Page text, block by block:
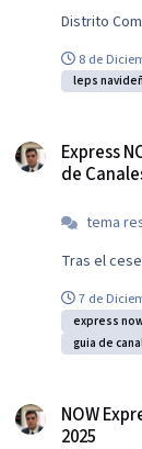
Distrito
8 de
leps
Express
de
tema
Tras el
7 de
express
guia de
NOW
2025